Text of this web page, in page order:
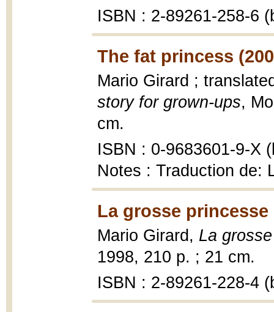
ISBN : 2-89261-258-6
The fat princess
Mario Girard ;
story for grown-ups,
cm.
ISBN : 0-9683601-9-X
Notes : Traduction de:
La grosse princesse
Mario Girard, La
1998, 210 p. ; 21 cm.
ISBN : 2-89261-228-4